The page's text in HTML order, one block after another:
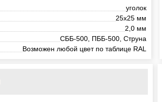
уголок
25х25 мм
2,0 мм
СББ-500, ПББ-500, Струна
Возможен любой цвет по таблице RAL